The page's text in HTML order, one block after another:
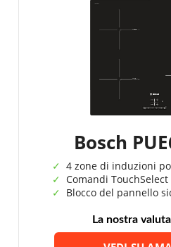
Bosch
4 zone di induzioni
Comandi
Blocco del pannello
La nostra